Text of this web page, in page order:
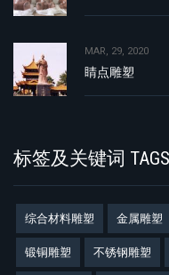
MAR, 29, 2020
睛点雕塑
标签及关键词 TAGS
综合材料雕塑 金属雕塑
锻铜雕塑 不锈钢雕塑